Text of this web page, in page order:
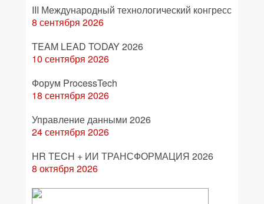
III Международный технологический конгресс
8 сентября 2026
TEAM LEAD TODAY 2026
10 сентября 2026
Форум ProcessTech
18 сентября 2026
Управление данными 2026
24 сентября 2026
HR TECH + ИИ ТРАНСФОРМАЦИЯ 2026
8 октября 2026